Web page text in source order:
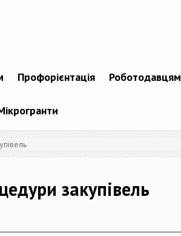
Профорієнтація Роботодавцям
закупівель